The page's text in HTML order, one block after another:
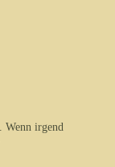
Wenn irgend